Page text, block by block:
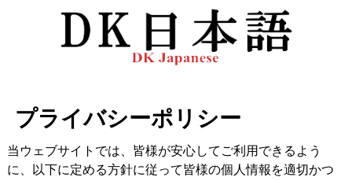
プライバシーポリシー
当ウェブサイトでは、皆様が安心してご利用できるよう
に、以下に定める方針に従って皆様の個人情報を適切かつ